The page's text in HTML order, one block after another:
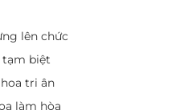
lên chức
tạm biệt
tri ân
làm hòa